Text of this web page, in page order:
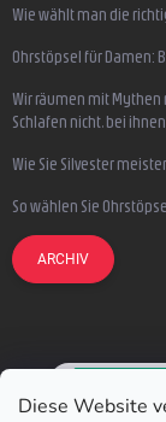
Diese Website
Wie wählt man die
Ohrstöpsel für Damen:
Wir räumen mit Mythen
Schlafen nicht, bei
Wie Sie Silvester
So wählen Sie
ARCHIV